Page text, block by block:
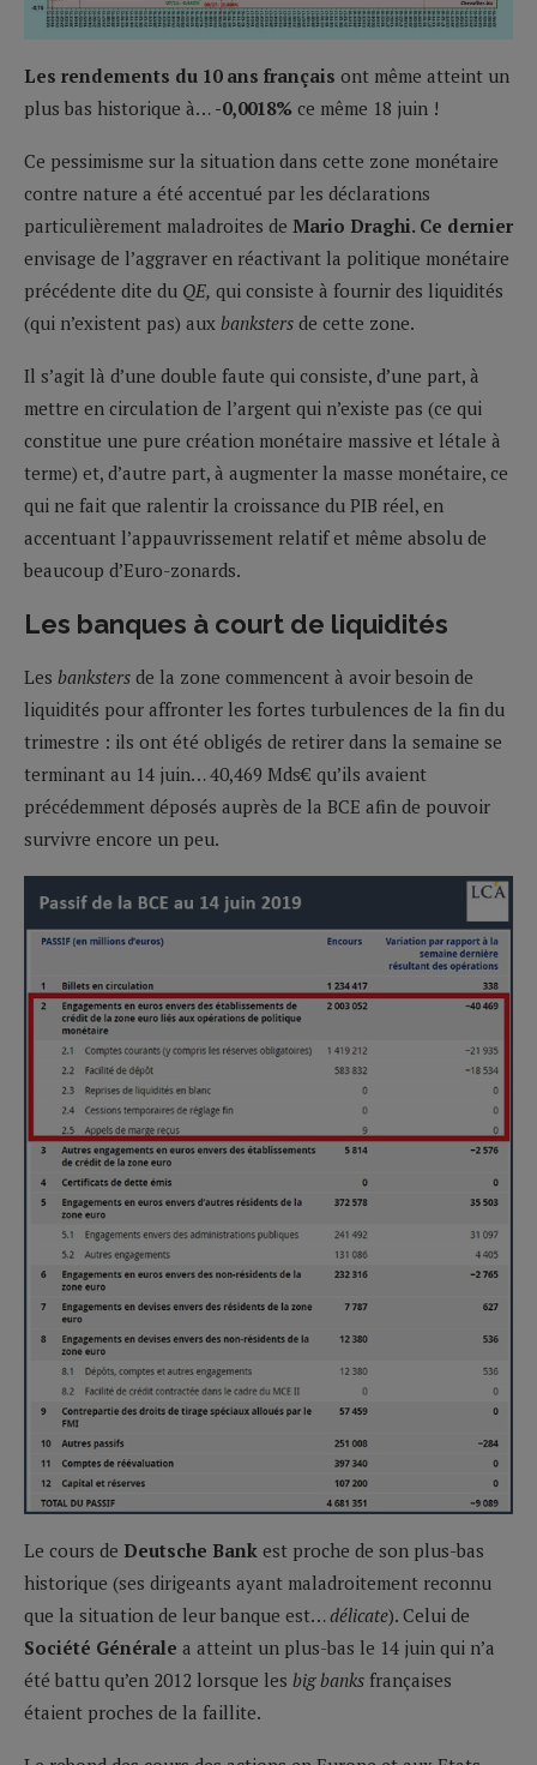
Les rendements du 10 ans français ont même atteint un
plus bas historique à… -0,0018% ce même 18 juin !
Ce pessimisme sur la situation dans cette zone monétaire
contre nature a été accentué par les déclarations
particulièrement maladroites de Mario Draghi. Ce dernier
envisage de l’aggraver en réactivant la politique monétaire
précédente dite du QE, qui consiste à fournir des liquidités
(qui n’existent pas) aux banksters de cette zone.
Il s’agit là d’une double faute qui consiste, d’une part, à
mettre en circulation de l’argent qui n’existe pas (ce qui
constitue une pure création monétaire massive et létale à
terme) et, d’autre part, à augmenter la masse monétaire, ce
qui ne fait que ralentir la croissance du PIB réel, en
accentuant l’appauvrissement relatif et même absolu de
beaucoup d’Euro-zonards.
Les banques à court de liquidités
Les banksters de la zone commencent à avoir besoin de
liquidités pour affronter les fortes turbulences de la fin du
trimestre : ils ont été obligés de retirer dans la semaine se
terminant au 14 juin… 40,469 Mds€ qu’ils avaient
précédemment déposés auprès de la BCE afin de pouvoir
survivre encore un peu.
Le cours de Deutsche Bank est proche de son plus-bas
historique (ses dirigeants ayant maladroitement reconnu
que la situation de leur banque est… délicate). Celui de
Société Générale a atteint un plus-bas le 14 juin qui n’a
été battu qu’en 2012 lorsque les big banks françaises
étaient proches de la faillite.